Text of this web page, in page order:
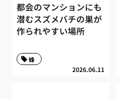
都会のマンションにも
潜むスズメバチの巣が
作られやすい場所
2026.06.11
蜂